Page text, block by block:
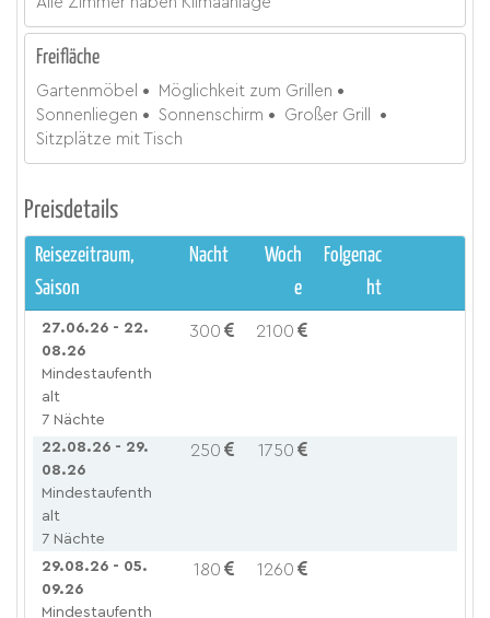
Freifläche
Gartenmöbel
Möglichkeit zum Grillen
Sonnenliegen
Sonnenschirm
Großer Grill
Sitzplätze mit Tisch
Preisdetails
Reisezeitraum,
Saison
Nacht
Woch
e
Folgenac
ht
27.06.26 - 22.
08.26
300 2100
Mindestaufenth
alt
7 Nächte
22.08.26 - 29.
08.26
250 1750
Mindestaufenth
alt
7 Nächte
29.08.26 - 05.
09.26
180 1260
Mindestaufenth